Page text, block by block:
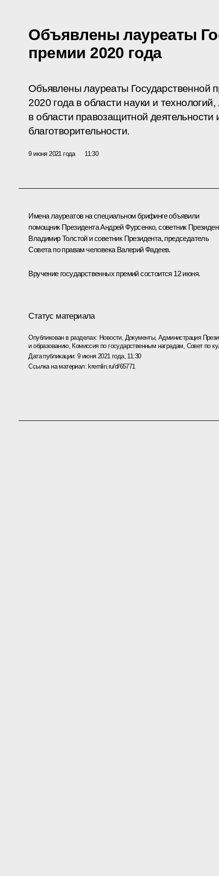
Объявлены лауреаты
премии 2020 года
Объявлены лауреаты Государственной
2020 года в области науки и
в области правозащитной деятельности
благотворительности.
9 июня 2021 года 11:30
Имена лауреатов на специальном брифинге объявили
помощник ПрезидентаАндрей Фурсенко, советник
Владимир Толстойи советник Президента, председатель
Совета по правам человека Валерий Фадеев.
Вручение государственных премий состоится 12 июня.
Статус материала
Опубликован в разделах: Новости, Документы,Администрация
и образованию, Комиссия по государственным наградам Совет по
Дата публикации:9 июня 2021 года, 11:30
Ссылка на материал: kremlin.ru/d/65771